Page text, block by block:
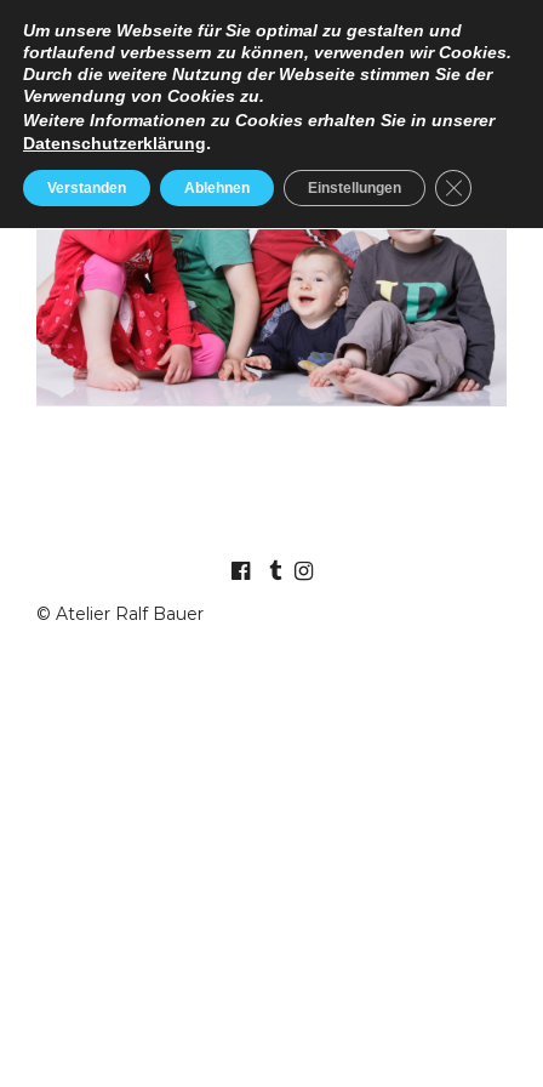
© Atelier Ralf Bauer
Um unsere Webseite für Sie optimal zu gestalten und
fortlaufend verbessern zu können, verwenden wir Cookies.
Durch die weitere Nutzung der Webseite stimmen Sie der
Verwendung von Cookies zu.
Weitere Informationen zu Cookies erhalten Sie in unserer
Datenschutzerklärung.
Verstanden Ablehnen Einstellungen GDPR